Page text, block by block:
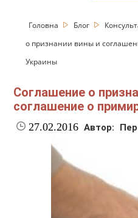
Головна Блог
о признании вины и
Украины
Соглашение о
соглашение о
27.02.2016 Автор: